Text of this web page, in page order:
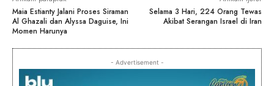
Maia Estianty Jalani Proses Siraman
Al Ghazali dan Alyssa Daguise, Ini
Momen Harunya
Selama 3 Hari, 224 Orang Tewas
Akibat Serangan Israel di Iran
- Advertisement -